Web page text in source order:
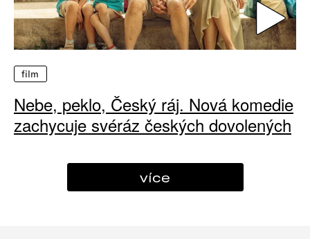
film
Nebe, peklo, Český ráj. Nová komedie
zachycuje svéráz českých dovolených
více